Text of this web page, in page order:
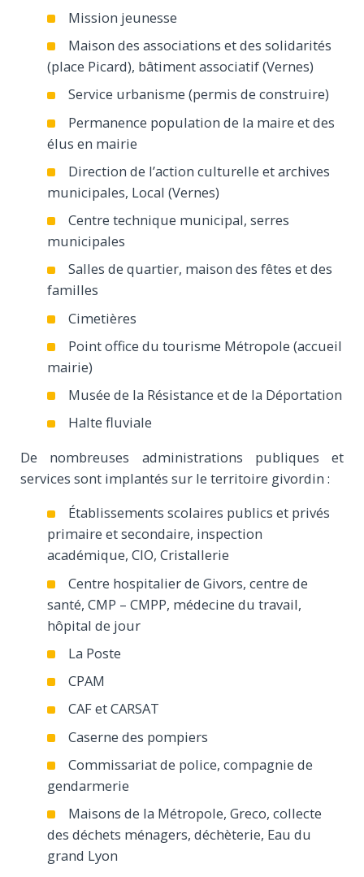
Mission jeunesse
Maison des associations et des solidarités
(place Picard), bâtiment associatif (Vernes)
Service urbanisme (permis de construire)
Permanence population de la maire et des
élus en mairie
Direction de l’action culturelle et archives
municipales, Local (Vernes)
Centre technique municipal, serres
municipales
Salles de quartier, maison des fêtes et des
familles
Cimetières
Point office du tourisme Métropole (accueil
mairie)
Musée de la Résistance et de la Déportation
Halte fluviale
De nombreuses administrations publiques et
services sont implantés sur le territoire givordin :
Établissements scolaires publics et privés
primaire et secondaire, inspection
académique, CIO, Cristallerie
Centre hospitalier de Givors, centre de
santé, CMP – CMPP, médecine du travail,
hôpital de jour
La Poste
CPAM
CAF et CARSAT
Caserne des pompiers
Commissariat de police, compagnie de
gendarmerie
Maisons de la Métropole, Greco, collecte
des déchets ménagers, déchèterie, Eau du
grand Lyon